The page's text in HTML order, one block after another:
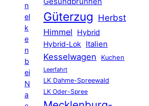
n
el
k
e
n
b
ei
N
a
Güterzug Herbst
Himmel
Hybrid
Hybrid-Lok Italien
Kesselwagen Kuchen
Leerfahrt
LK Dahme-Spreewald
LK Oder-Spree